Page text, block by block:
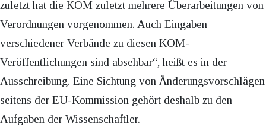
zuletzt hat die KOM zuletzt mehrere Überarbeitungen von
Verordnungen vorgenommen. Auch Eingaben
verschiedener Verbände zu diesen KOM-
Veröffentlichungen sind absehbar“, heißt es in der
Ausschreibung. Eine Sichtung von Änderungsvorschlägen
seitens der EU-Kommission gehört deshalb zu den
Aufgaben der Wissenschaftler.